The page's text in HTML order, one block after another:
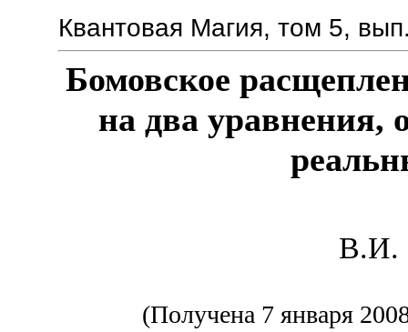
Квантовая Магия, том 5,
Бомовское
на два
В.И.
(Получена 7 января